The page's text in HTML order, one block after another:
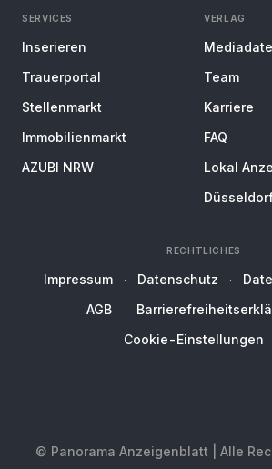
SERVICES
Inserieren
Trauerportal
Stellenmarkt
Immobilienmarkt
AZUBI NRW
VERLAG
Team
Karriere
FAQ
Lokal
RECHTLICHES
Impressum Datenschutz
AGB
Cookie-Einstellungen
© Panorama Anzeigenblatt | Alle